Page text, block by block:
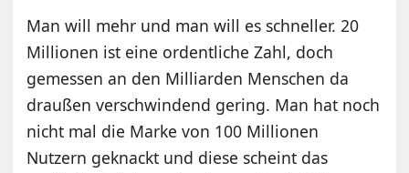
Man will mehr und man will es schneller. 20
Millionen ist eine ordentliche Zahl, doch
gemessen an den Milliarden Menschen da
draußen verschwindend gering. Man hat noch
nicht mal die Marke von 100 Millionen
Nutzern geknackt und diese scheint das